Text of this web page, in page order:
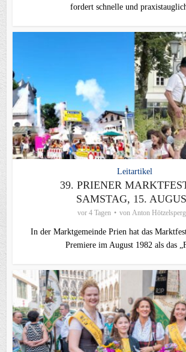
fordert schnelle und
Leitartikel
39. PRIENER
SAMSTAG, 15.
vor 4 Tagen von Anton
In der Marktgemeinde Prien hat das
Premiere im August 1982 als das